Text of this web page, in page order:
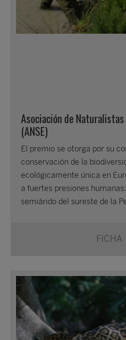
Asociación de
(ANSE)
El premio se otorga por su
conservación de la
ecológicamente única en
a fuertes presiones
semiárido del sureste de la
FICHA